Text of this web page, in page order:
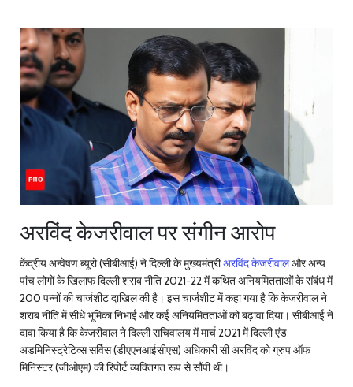
अरविंद केजरीवाल पर संगीन आरोप
केंद्रीय अन्वेषण ब्यूरो (सीबीआई) ने दिल्ली के मुख्यमंत्रीअरविंद केजरीवालऔर अन्य
पांच लोगों के खिलाफ दिल्ली शराब नीति 2021-22 में कथित अनियमितताओं के संबंध में
200 पन्नों की चार्जशीट दाखिल की है। इस चार्जशीट में कहा गया है कि केजरीवाल ने
शराब नीति में सीधे भूमिका निभाई और कई अनियमितताओं को बढ़ावा दिया। सीबीआई ने
दावा किया है कि केजरीवाल ने दिल्ली सचिवालय में मार्च 2021 में दिल्ली एंड
अडमिनिस्ट्रेटिव्स सर्विस (डीएएनआईसीएस) अधिकारी सी अरविंद को ग्रुप ऑफ
मिनिस्टर (जीओएम) की रिपोर्ट व्यक्तिगत रूप से सौंपी थी।